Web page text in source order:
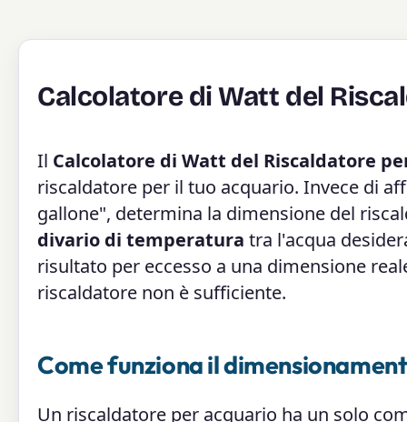
Calcolatore di Watt del
Il Calcolatore di Watt del Riscaldatore
riscaldatore per il tuo acquario. Invece di
gallone", determina la dimensione del
divario di temperatura tra l'acqua
risultato per eccesso a una dimensione
riscaldatore non è sufficiente.
Come funziona il
Un riscaldatore per acquario ha un solo